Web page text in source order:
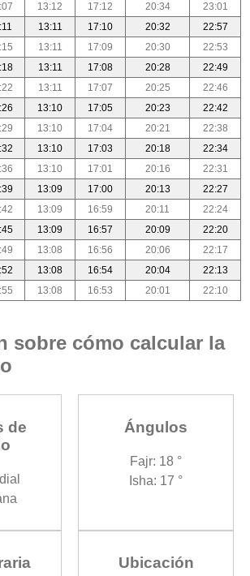
13:12 17:12 20:34
23:01
13:11 17:10 20:32
22:57
13:11 17:09 20:30
22:53
13:11 17:08 20:28
22:49
13:11 17:07 20:25
22:46
13:10 17:05 20:23
22:42
13:10 17:04 20:21
22:38
13:10 17:03 20:18
22:34
13:10 17:01 20:16
22:31
13:09 17:00 20:13
22:27
13:09 16:59 20:11
22:24
13:09 16:57 20:09
22:20
13:08 16:56 20:06
22:17
13:08 16:54 20:04
22:13
13:08 16:53 20:01 22:10
sobre cómo calcular la
de
Ángulos
Fajr: 18 °
Isha: 17 °
Ubicación